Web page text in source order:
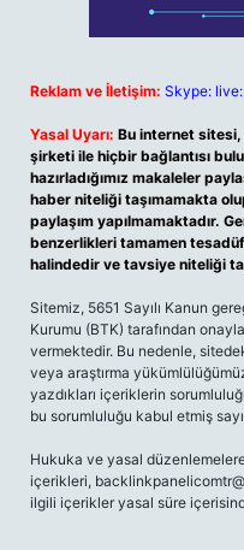
Reklam ve İletişim: Skype:
Yasal Uyarı: Bu internet sitesi,
şirketi ile hiçbir bağlantısı
hazırladığımız makaleler
haber niteliği taşımamakta
paylaşım yapılmamaktadır.
benzerlikleri tamamen
halindedir ve tavsiye niteliği
Sitemiz, 5651 Sayılı Kanun
Kurumu (BTK) tarafından
vermektedir. Bu nedenle,
veya araştırma
yazdıkları içeriklerin
bu sorumluluğu kabul etmiş
Hukuka ve yasal
içerikleri,
ilgili içerikler yasal süre